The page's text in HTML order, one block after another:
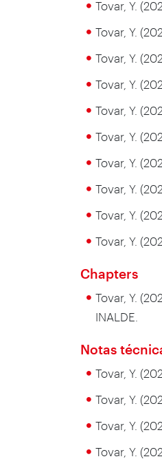
Tovar, Y.
Tovar, Y.
Tovar, Y.
Tovar, Y.
Tovar, Y.
Tovar, Y.
Tovar, Y.
Tovar, Y.
Tovar, Y.
Tovar, Y.
Chapters
Tovar, Y.
INALDE.
Notas
Tovar, Y.
Tovar, Y.
Tovar, Y.
Tovar, Y.